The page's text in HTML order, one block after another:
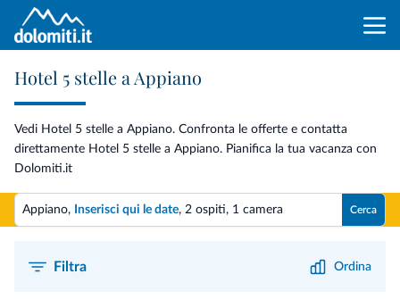
Hotel 5 stelle a Appiano
Vedi Hotel 5 stelle a Appiano. Confronta le offerte e contatta
direttamente Hotel 5 stelle a Appiano. Pianifica la tua vacanza con
Dolomiti.it
Appiano, Inserisci qui le date, 2 ospiti, 1 camera Cerca
Filtra Ordina